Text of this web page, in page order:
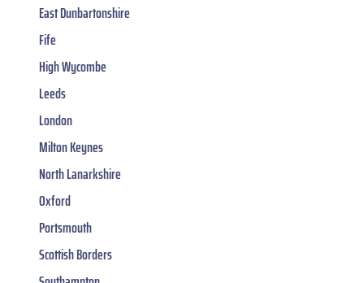
East Dunbartonshire
Fife
High Wycombe
Leeds
London
Milton Keynes
North Lanarkshire
Oxford
Portsmouth
Scottish Borders